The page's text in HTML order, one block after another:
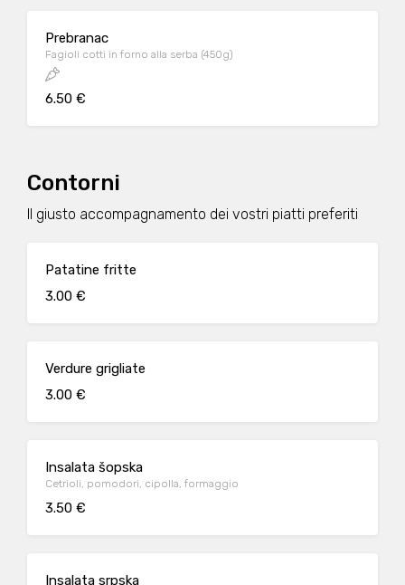
Prebranac
Fagioli cotti in forno alla serba (450g)
6.50 €
Contorni
Il giusto accompagnamento dei vostri piatti preferiti
Patatine fritte
3.00 €
Verdure grigliate
3.00 €
Insalata šopska
Cetrioli, pomodori, cipolla, formaggio
3.50 €
Insalata srpska